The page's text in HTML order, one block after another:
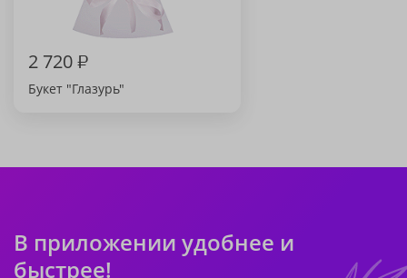
2 720₽
Букет "Глазурь"
В приложении удобнее и
быстрее!